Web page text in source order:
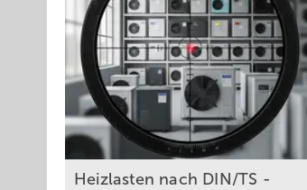
Heizlasten nach DIN/TS ­